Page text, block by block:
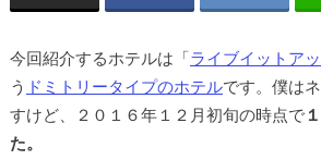
今回紹介するホテルは「ライブイットア
う ドミトリータイプのホテルです。僕は
すけど、２０１６年１２月初旬の時点で
た。